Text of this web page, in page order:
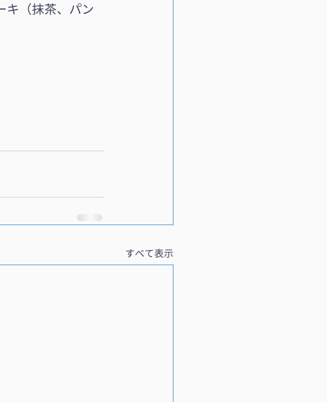
キ（抹茶、パン
すべて表示